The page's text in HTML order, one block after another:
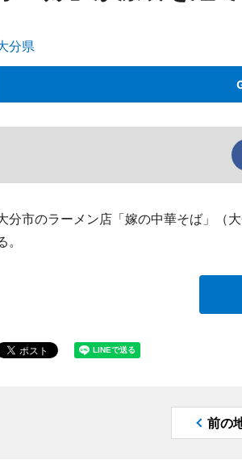
分県
分市のラーメン店「嫁の中華そば」（
。
前の